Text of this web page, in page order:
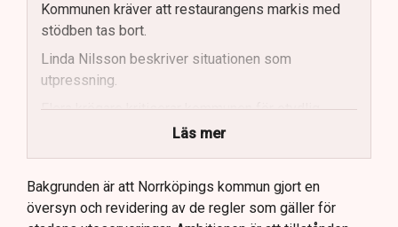
Kommunen kräver att restaurangens markis med
stödben tas bort.
Linda Nilsson beskriver situationen som
utpressning.
Flera krögare kritiserar kommunen för otydlig
Kommunen vill skapa enhetliga regler för
uteserveringar.
Lindas Kula ställer in uteserveringen för
Läs mer
Bakgrunden är att Norrköpings kommun gjort en
översyn och revidering av de regler som gäller för